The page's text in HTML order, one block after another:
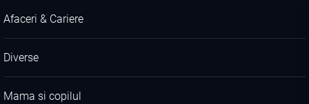
Afaceri & Cariere
Diverse
Mama si copilul